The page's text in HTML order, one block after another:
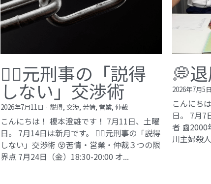
🙅‍♂️元刑事の「説得
しない」交渉術
2026年7月11日 · 説得, 交渉, 苦情, 営業, 仲裁
こんにちは！ 榎本澄雄です！ 7月11日、土曜
日。 7月14日は新月です。 🙅‍♂️元刑事の「説得
しない」交渉術 😵苦情・営業・仲裁３つの限
界点 7月24日（金）18:30-20:00 オ...
💭
2026年7月5日
こんにち
日。 7月7
者 📰2000
川主婦殺